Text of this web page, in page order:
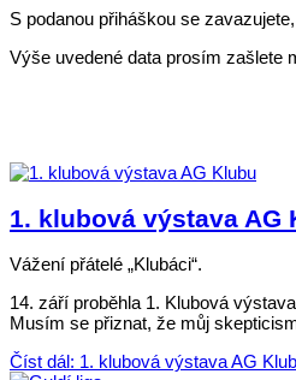
S podanou přiháškou se
Výše uvedené data prosím zašlete
1. klubová výstava AG
Vážení přátelé „Klubáci“.
14. září proběhla 1. Klubová
Musím se přiznat, že můj
Číst dál: 1. klubová výstava AG